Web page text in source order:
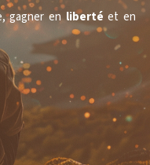
gagner en liberté